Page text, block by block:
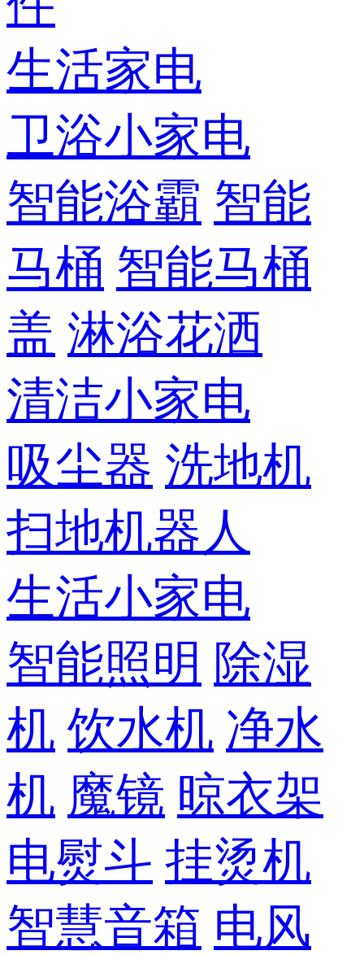
生活家电
卫浴小家电
智能浴霸 智能
马桶 智能马桶
盖 淋浴花洒
清洁小家电
吸尘器 洗地机
扫地机器人
生活小家电
智能照明 除湿
机 饮水机 净水
机 魔镜 晾衣架
电熨斗 挂烫机
智慧音箱 电风